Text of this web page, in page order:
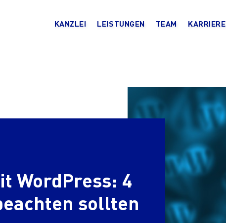
KANZLEI LEISTUNGEN TEAM KARRIERE
WordPress: 4
sollten